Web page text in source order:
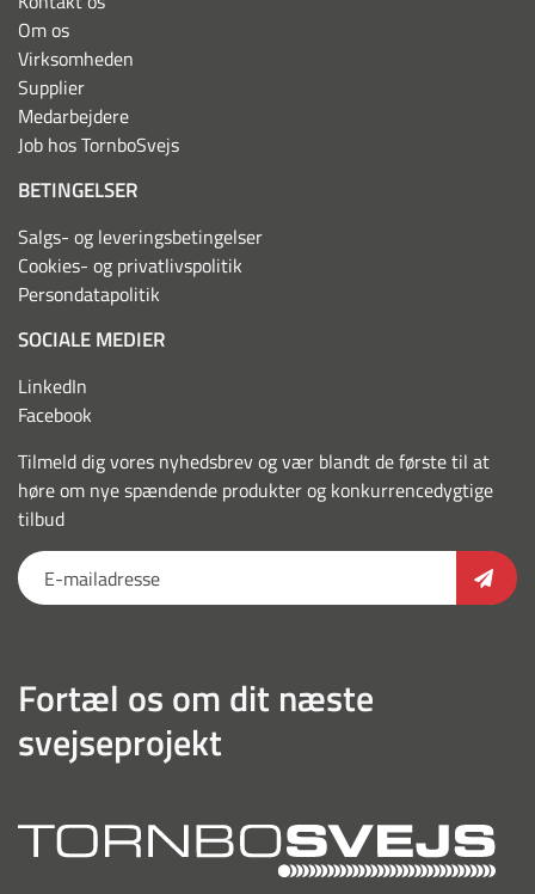
Om os
Virksomheden
Supplier
Medarbejdere
Job hos TornboSvejs
BETINGELSER
Salgs- og leveringsbetingelser
Cookies- og privatlivspolitik
Persondatapolitik
SOCIALE MEDIER
LinkedIn
Facebook
Tilmeld dig vores nyhedsbrev og vær blandt de første til at
høre om nye spændende produkter og konkurrencedygtige
tilbud
Fortæl os om dit næste
svejseprojekt